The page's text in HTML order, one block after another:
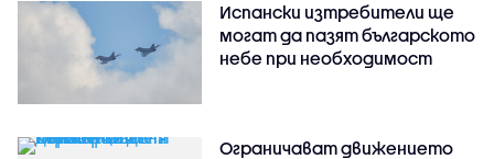
Испански изтребители ще
могат да пазят българското
небе при необходимост
Ограничават движението